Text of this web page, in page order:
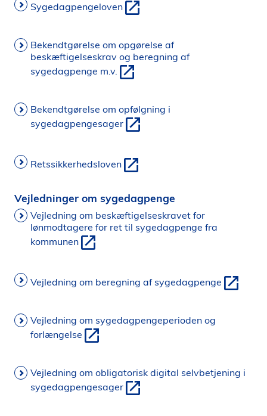
Sygedagpengeloven
Bekendtgørelse om opgørelse af
beskæftigelseskrav og beregning af
sygedagpenge m.v.
Bekendtgørelse om opfølgning i
sygedagpengesager
Retssikkerhedsloven
Vejledninger om sygedagpenge
Vejledning om beskæftigelseskravet for
lønmodtagere for ret til sygedagpenge fra
kommunen
Vejledning om beregning af sygedagpenge
Vejledning om sygedagpengeperioden og
forlængelse
Vejledning om obligatorisk digital selvbetjening i
sygedagpengesager